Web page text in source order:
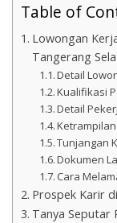
Table of
Lowongan
Tangerang
Detail
Kualifikasi
Detail
Tunjangan
Dokumen
Cara
Prospek Karir
Tanya Seputar